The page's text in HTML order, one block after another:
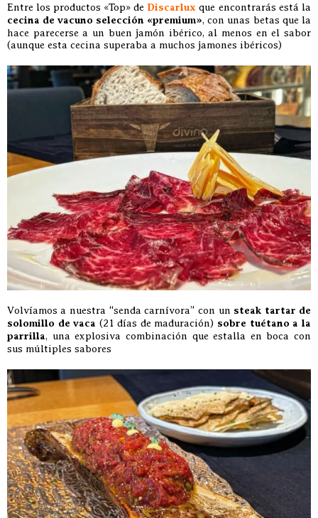
Entre los productos «Top» de Discarlux que encontrarás está la
cecina de vacuno selección «premium», con unas betas que la
hace parecerse a un buen jamón ibérico, al menos en el sabor
(aunque esta cecina superaba a muchos jamones ibéricos)
Volvíamos a nuestra “senda carnívora” con un steak tartar de
solomillo de vaca (21 días de maduración) sobre tuétano a la
parrilla, una explosiva combinación que estalla en boca con
sus múltiples sabores